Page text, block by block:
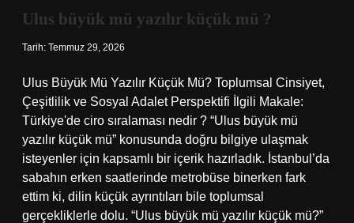
Ulus büyük mü yazılır küçük mü ?
Tarih: Temmuz 29, 2026
Ulus Büyük Mü Yazılır Küçük Mü? Toplumsal Cinsiyet,
Çeşitlilik ve Sosyal Adalet Perspektifi İlgili Makale:
Türkiye'de ciro sıralaması nedir ? “Ulus büyük mü
yazılır küçük mü” konusunda doğru bilgiye ulaşmak
isteyenler için kapsamlı bir içerik hazırladık. İstanbul’da
sabahın erken saatlerinde metrobüse binerken fark
ettim ki, dilin küçük ayrıntıları bile toplumsal
gerçekliklerle dolu. “Ulus büyük mü yazılır küçük mü?”